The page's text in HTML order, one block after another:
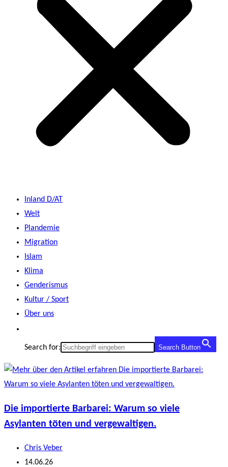
Inland D/AT
Welt
Plandemie
Migration
Islam
Klima
Genderismus
Kultur / Sport
Über uns
Search for: Search Button
Die importierte Barbarei: Warum so viele
Asylanten töten und vergewaltigen.
Beitrags-
Autor:
Chris Veber
Beitrag
14.06.26